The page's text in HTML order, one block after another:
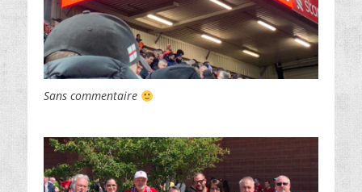
Sans commentaire